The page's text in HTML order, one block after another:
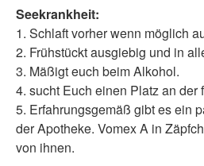
Seekrankheit:
1. Schlaft vorher wenn möglich
2. Frühstückt ausgiebig und in
3. Mäßigt euch beim Alkohol.
4. sucht Euch einen Platz an der
5. Erfahrungsgemäß gibt es ein
der Apotheke. Vomex A in
von ihnen.